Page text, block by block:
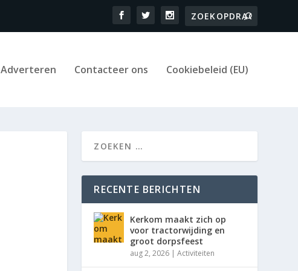
Adverteren Contacteer ons Cookiebeleid (EU)
RECENTE BERICHTEN
Kerkom maakt zich op
voor tractorwijding en
groot dorpsfeest
aug 2, 2026 |Activiteiten